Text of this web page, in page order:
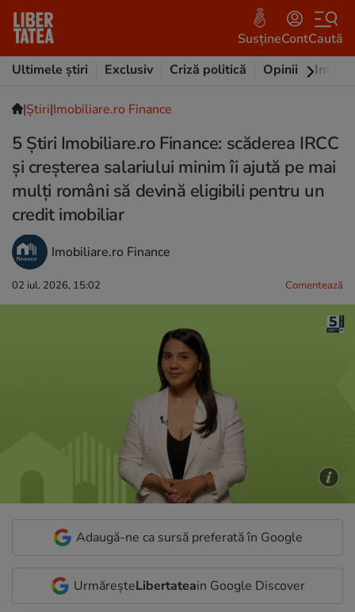
SusțineContCaută
Ultimele știri
Exclusiv Criză politică Opinii
|Ştiri|Imobiliare.ro Finance
5 Știri Imobiliare.ro Finance: scăderea IRCC
și creșterea salariului minim îi ajută pe mai
mulți români să devină eligibili pentru un
credit imobiliar
Imobiliare.ro Finance
02 iul. 2026, 15:02 Comentează
Adaugă-ne ca sursă preferată în Google
UrmăreșteLibertateain Google Discover